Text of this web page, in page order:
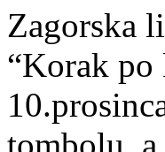
Zagorska
“Korak po
tombolu,